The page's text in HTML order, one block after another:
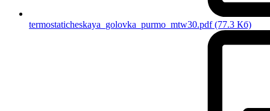
termostaticheskaya_golovka_purmo_mtw30.pdf(77.3 Кб)